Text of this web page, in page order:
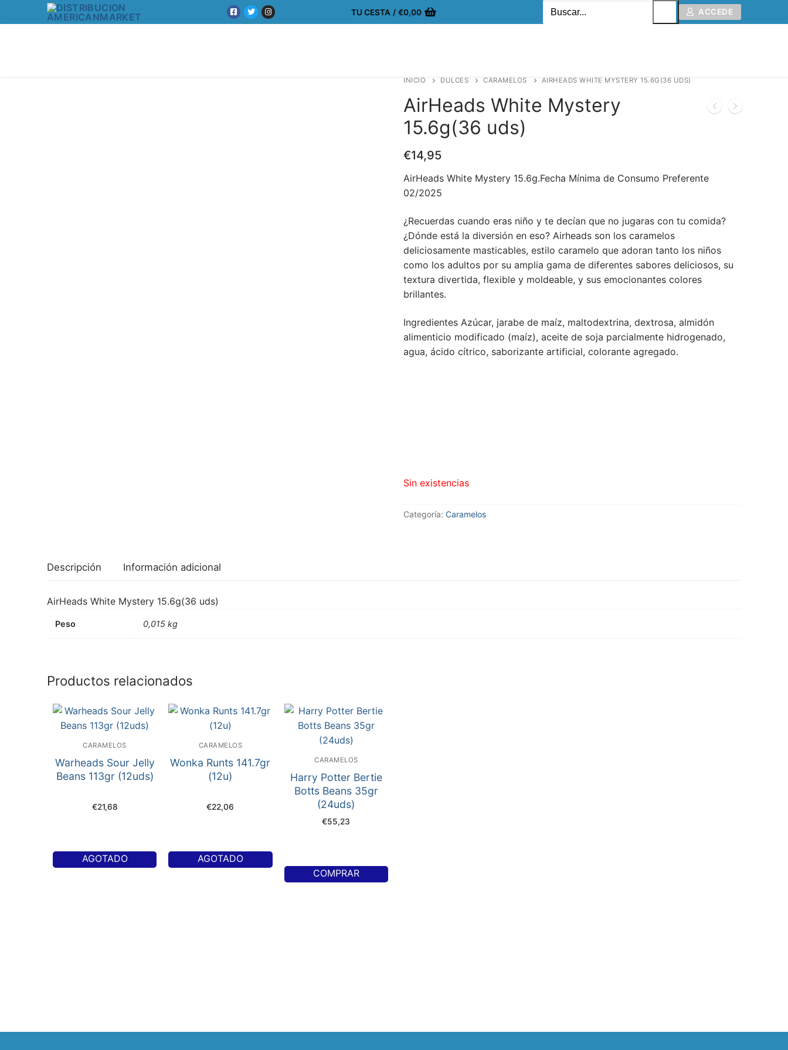
TU CESTA / €0,00 ACCEDE
INICIO DULCES CARAMELOS AIRHEADS WHITE MYSTERY 15.6G(36 UDS)
AirHeads White Mystery
15.6g(36 uds)
€14,95
AirHeads White Mystery 15.6g.Fecha Mínima de Consumo Preferente
02/2025
¿Recuerdas cuando eras niño y te decían que no jugaras con tu comida?
¿Dónde está la diversión en eso? Airheads son los caramelos
deliciosamente masticables, estilo caramelo que adoran tanto los niños
como los adultos por su amplia gama de diferentes sabores deliciosos, su
textura divertida, flexible y moldeable, y sus emocionantes colores
brillantes.
Ingredientes Azúcar, jarabe de maíz, maltodextrina, dextrosa, almidón
alimenticio modificado (maíz), aceite de soja parcialmente hidrogenado,
agua, ácido cítrico, saborizante artificial, colorante agregado.
Sin existencias
Categoría: Caramelos
Descripción Información adicional
AirHeads White Mystery 15.6g(36 uds)
Peso 0,015 kg
Productos relacionados
CARAMELOS
Warheads Sour Jelly
Beans 113gr (12uds)
€21,68
AGOTADO
CARAMELOS
Wonka Runts 141.7gr
(12u)
€22,06
AGOTADO
CARAMELOS
Harry Potter Bertie
Botts Beans 35gr
(24uds)
€55,23
COMPRAR